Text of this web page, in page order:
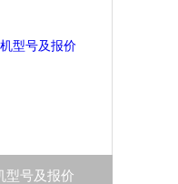
型号及报价